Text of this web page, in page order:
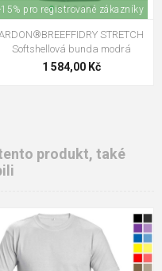
15% pro registrované zákazníky
STRETCH
Softshellová bunda modrá
1 584,00 Kč
produkt, také